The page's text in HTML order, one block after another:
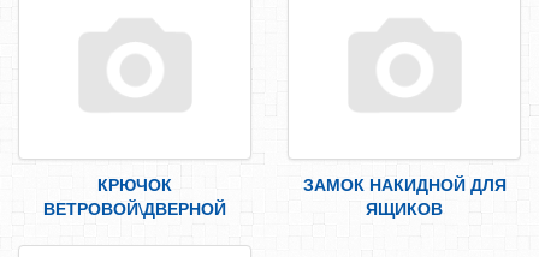
КРЮЧОК
ВЕТРОВОЙ\ДВЕРНОЙ
ЗАМОК НАКИДНОЙ ДЛЯ
ЯЩИКОВ